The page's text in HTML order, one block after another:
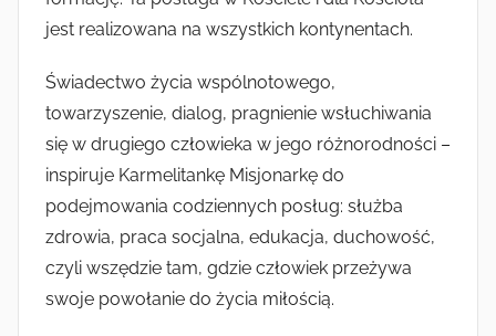
jest realizowana na wszystkich kontynentach.
Świadectwo życia wspólnotowego,
towarzyszenie, dialog, pragnienie wsłuchiwania
się w drugiego człowieka w jego różnorodności –
inspiruje Karmelitankę Misjonarkę do
podejmowania codziennych posług: służba
zdrowia, praca socjalna, edukacja, duchowość,
czyli wszędzie tam, gdzie człowiek przeżywa
swoje powołanie do życia miłością.